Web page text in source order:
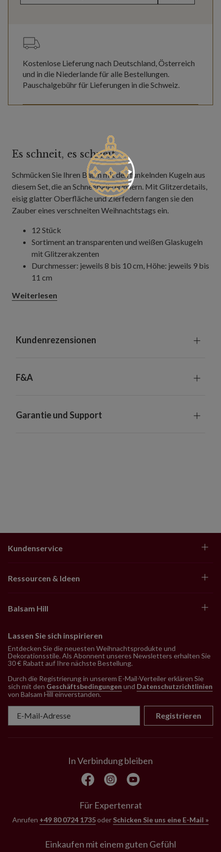
Kostenlose Lieferung nach Deutschland, Österreich
und in die Niederlande für alle Bestellungen.
Pauschalgebühr für Lieferungen in die Schweiz.
Es schneit, es schneit
Schmücken Sie Ihren Baum mit den funkelnden Kugeln aus
diesem Set, die an Schneebälle erinnern. Mit Glitzerdetails,
eisig glatter Oberfläche und Zierfedern fangen sie den
Zauber eines verschneiten Weihnachtstags ein.
12 Stück
Sortiment an transparenten und weißen Glaskugeln
mit Glitzerakzenten
Durchmesser: jeweils 8 bis 10 cm, Höhe: jeweils 9 bis
11 cm
Weiterlesen
Kundenrezensionen
F&A
Garantie und Support
Kundenservice
Ressourcen & Ideen
Balsam Hill
Lassen Sie sich inspirieren
Entdecken Sie die neuesten Weihnachtsprodukte und
Dekorationsstile. Als Abonnent unseres Newsletters erhalten Sie
30 € Rabatt auf Ihre nächste Bestellung.
Durch die Registrierung in unserem E-Mail-Verteiler erklären Sie
sich mit den Geschäftsbedingungen und Datenschutzrichtlinien
von Balsam Hill einverstanden.
Registrieren
In Verbindung bleiben
Für Expertenrat
Anrufen +49 80 0724 1735oder Schicken Sie uns eine E-Mail »
Einkaufen mit einem guten Gefühl